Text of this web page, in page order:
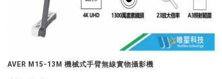
AVER M15-13M 機械式手臂無線實物攝影機